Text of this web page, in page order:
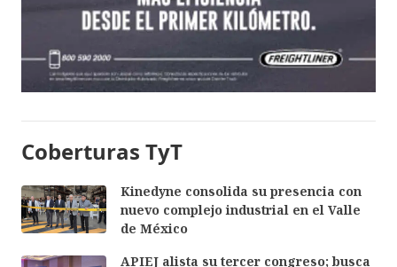
Coberturas TyT
Kinedyne consolida su presencia con
nuevo complejo industrial en el Valle
de México
APIEJ alista su tercer congreso; busca